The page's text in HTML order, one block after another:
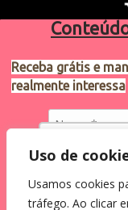
Receba grátis e
realmente interessa
Eu
Utilizamos
como você
Uso de
Usamos cookies
tráfego. Ao clicar